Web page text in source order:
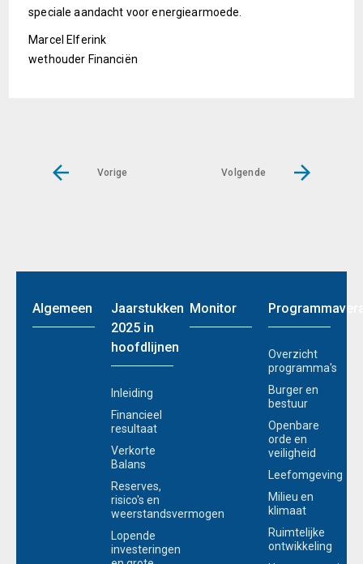
speciale aandacht voor energiearmoede.
Marcel Elferink
wethouder Financiën
Vorige Volgende
Algemeen
Jaarstukken
2025 in
hoofdlijnen
Inleiding
Financieel
resultaat
Verkorte
Balans
Reserves,
risico's en
weerstandsvermogen
Lopende
investeringen
Monitor
Overzicht
programma's
Burger en
bestuur
Openbare
orde en
veiligheid
Leefomgeving
Milieu en
klimaat
Ruimtelijke
ontwikkeling